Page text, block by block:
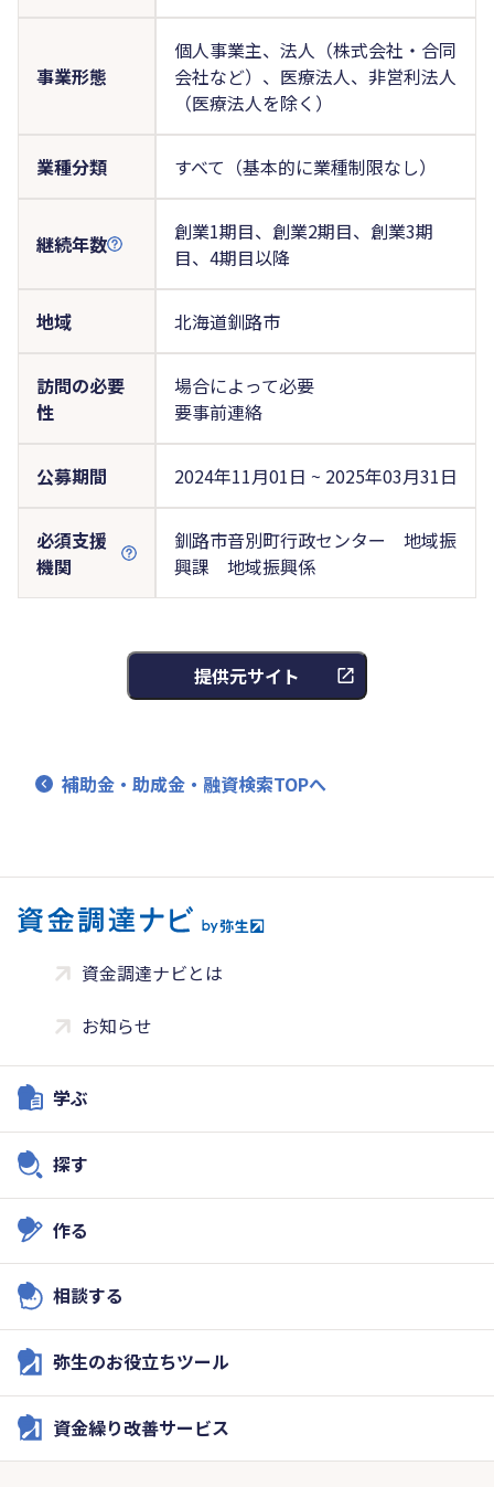
事業形態
個人事業主、法人（株式会社・合同
会社など）、医療法人、非営利法人
（医療法人を除く）
業種分類 すべて（基本的に業種制限なし）
継続年数
創業1期目、創業2期目、創業3期
目、4期目以降
地域 北海道釧路市
訪問の必要
性
場合によって必要
要事前連絡
公募期間 2024年11月01日 ~ 2025年03月31日
必須支援
機関
釧路市音別町行政センター 地域振
興課 地域振興係
提供元サイト
補助金・助成金・融資検索TOPへ
資金調達ナビとは
お知らせ
学ぶ
探す
作る
相談する
弥生のお役立ちツール
資金繰り改善サービス